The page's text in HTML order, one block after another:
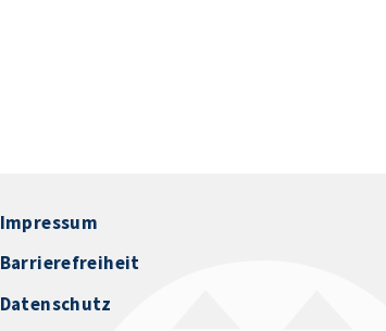
Impressum
Barrierefreiheit
Datenschutz